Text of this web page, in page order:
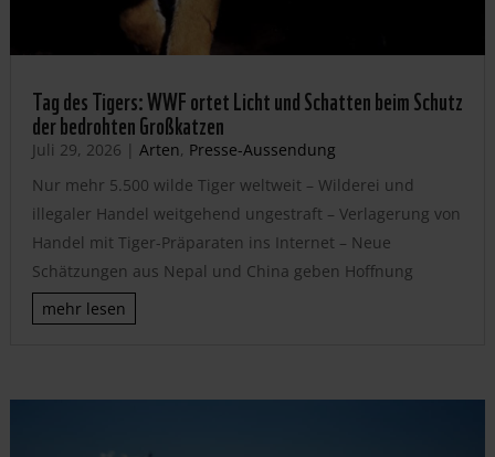
Tag des Tigers: WWF ortet Licht und Schatten beim Schutz
der bedrohten Großkatzen
Juli 29, 2026 | Arten, Presse-Aussendung
Nur mehr 5.500 wilde Tiger weltweit – Wilderei und
illegaler Handel weitgehend ungestraft – Verlagerung von
Handel mit Tiger-Präparaten ins Internet – Neue
Schätzungen aus Nepal und China geben Hoffnung
mehr lesen